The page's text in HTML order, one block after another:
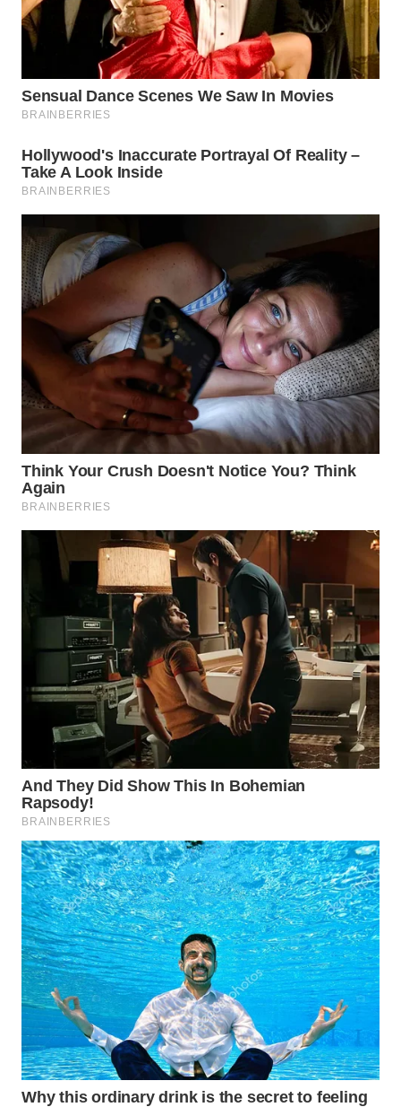
KARAWANG
BEKASI
WN
WN
TAPANULI
UTARA
WN
SAMOSIR
WN
PADANG
WN
SUMEDANG
WN
CIANJUR
WN
KEPULAUAN
SERIBU
WN
TANGERANG
WN
BINJAI
WN
CIREBON
WN
INDRAMAYU
WN
KUNINGAN
WN
MAJALENGKA